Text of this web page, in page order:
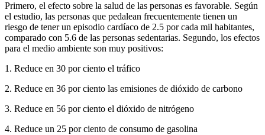
Primero, el efecto sobre la salud de las personas es favorable. Según
el estudio, las personas que pedalean frecuentemente tienen un
riesgo de tener un episodio cardíaco de 2.5 por cada mil habitantes,
comparado con 5.6 de las personas sedentarias. Segundo, los efectos
para el medio ambiente son muy positivos:
1. Reduce en 30 por ciento el tráfico
2. Reduce en 36 por ciento las emisiones de dióxido de carbono
3. Reduce en 56 por ciento el dióxido de nitrógeno
4. Reduce un 25 por ciento de consumo de gasolina